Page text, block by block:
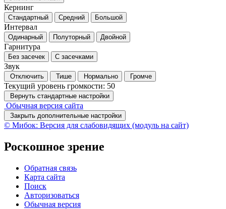
Кернинг
Стандартный Средний Большой
Интервал
Одинарный Полуторный Двойной
Гарнитура
Без засечек С засечками
Звук
Отключить Тише Нормально Громче
Текущий уровень громкости: 50
Вернуть стандартные настройки
Обычная версия сайта
Закрыть дополнительные настройки
© Мибок: Версия для слабовидящих (модуль на сайт)
Роскошное зрение
Обратная связь
Карта сайта
Поиск
Авторизоваться
Обычная версия